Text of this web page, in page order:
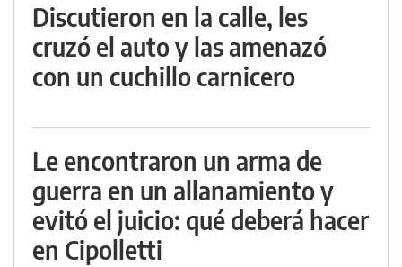
Discutieron en la calle, les
cruzó el auto y las amenazó
con un cuchillo carnicero
Le encontraron un arma de
guerra en un allanamiento y
evitó el juicio: qué deberá hacer
en Cipolletti